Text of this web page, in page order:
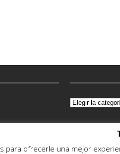
para ofrecerle una mejor